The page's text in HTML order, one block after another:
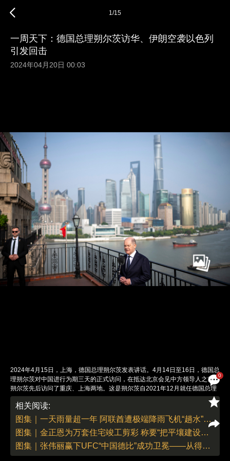
0
1/15
一周天下：德国总理朔尔茨访华、伊朗空袭以色列
引发回击
2024年04月20日 00:03
2024年4月15日，上海，德国总理朔尔茨发表讲话。4月14日至16日，德国总
理朔尔茨对中国进行为期三天的正式访问，在抵达北京会见中方领导人之前，
朔尔茨先后访问了重庆、上海两地。这是朔尔茨自2021年12月就任德国总理
以来第二次访问中国，也是今年首位访华的西方大国领导人。图：Michael
Kappeler/视觉中国
责任编辑：董德 | 版面编辑：李丛汛
相关阅读:
图集｜一天雨量超一年 阿联酋遭极端降雨飞机“趟水”车辆被淹
图集｜金正恩为万套住宅竣工剪彩 称要“把平壤建设成世界一流文明城市”
图集｜张伟丽赢下UFC“中国德比”成功卫冕——从得到、失去到守住的金腰带